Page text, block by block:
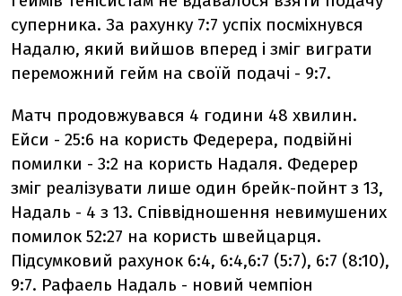
суперника. За рахунку 7:7 успіх посміхнувся
Надалю, який вийшов вперед і зміг виграти
переможний гейм на своїй подачі - 9:7.
Матч продовжувався 4 години 48 хвилин.
Ейси - 25:6 на користь Федерера, подвійні
помилки - 3:2 на користь Надаля. Федерер
зміг реалізувати лише один брейк-пойнт з 13,
Надаль - 4 з 13. Співвідношення невимушених
помилок 52:27 на користь швейцарця.
Підсумковий рахунок 6:4, 6:4,6:7 (5:7), 6:7 (8:10),
9:7. Рафаель Надаль - новий чемпіон